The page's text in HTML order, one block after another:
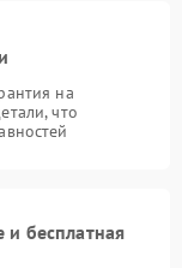
на
что
и бесплатная